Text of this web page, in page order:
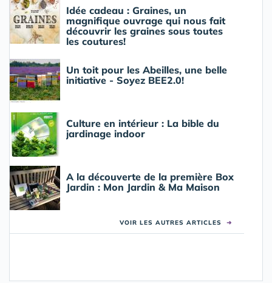
Idée cadeau : Graines, un
magnifique ouvrage qui nous fait
découvrir les graines sous toutes
les coutures!
Un toit pour les Abeilles, une belle
initiative - Soyez BEE2.0!
Culture en intérieur : La bible du
jardinage indoor
A la découverte de la première Box
Jardin : Mon Jardin & Ma Maison
VOIR LES AUTRES ARTICLES ➜